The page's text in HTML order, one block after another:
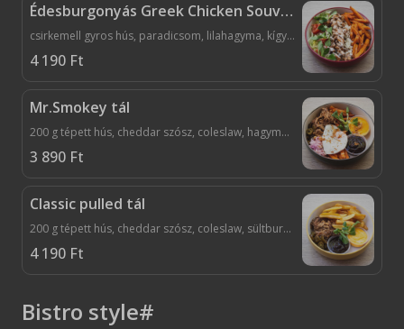
Édesburgonyás Greek Chicken Souvlaki tál
csirkemell gyros hús, paradicsom, lilahagyma, kígyóuborka, jégsaláta, ezersziget, tzatziki, sült édesburgonya, sajt
4 190 Ft
Mr.Smokey tál
200 g tépett hús, cheddar szósz, coleslaw, hagymachips, tükörtojás, jalapeno, bbq szósz
3 890 Ft
Classic pulled tál
200 g tépett hús, cheddar szósz, coleslaw, sültburgonya, jalapeno, bbq szósz
4 190 Ft
Bistro style#